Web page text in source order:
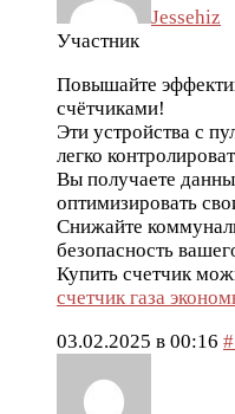
Jessehiz
Участник
Повышайте
счётчиками!
Эти устройства с
легко
Вы получаете
оптимизировать
Снижайте
безопасность
Купить счетчик
счетчик газа
03.02.2025 в 00:16